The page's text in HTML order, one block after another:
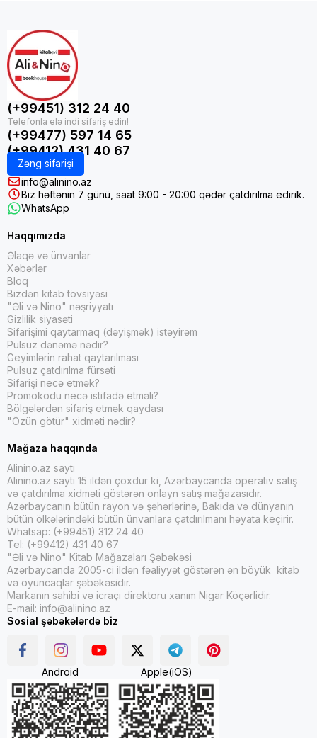
(+99451) 312 24 40
(+99477) 597 14 65
(+99412) 431 40 67
Zəng sifarişi
info@alinino.az
Biz həftənin 7 günü, saat 9:00 - 20:00 qədər çatdırılma edirik.
WhatsApp
Haqqımızda
Əlaqə və ünvanlar
Xəbərlər
Bloq
Bizdən kitab tövsiyəsi
"Əli və Nino" nəşriyyatı
Gizlilik siyasəti
Sifarişimi qaytarmaq (dəyişmək) istəyirəm
Pulsuz dənəmə nədir?
Geyimlərin rahat qaytarılması
Pulsuz çatdırılma fürsəti
Sifarişi necə etmək?
Promokodu necə istifadə etməli?
Bölgələrdən sifariş etmək qaydası
"Özün götür" xidməti nədir?
Mağaza haqqında
Alinino.az saytı
Alinino.az saytı 15 ildən çoxdur ki, Azərbaycanda operativ satış
və çatdırılma xidməti göstərən onlayn satış mağazasıdır.
Azərbaycanın bütün rayon və şəhərlərinə, Bakıda və dünyanın
bütün ölkələrindəki bütün ünvanlara çatdırılmanı həyata keçirir.
Whatsap: (+99451) 312 24 40
Tel: (+99412) 431 40 67
"Əli və Nino" Kitab Mağazaları Şəbəkəsi
Azərbaycanda 2005-ci ildən fəaliyyət göstərən ən böyük kitab
və oyuncaqlar şəbəkəsidir.
Markanın sahibi və icraçı direktoru xanım Nigar Köçərlidir.
E-mail: info@alinino.az
Sosial şəbəkələrdə biz
Android Apple(iOS)